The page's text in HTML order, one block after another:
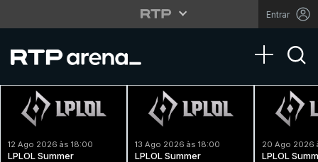
Entrar
Toggle
12 Ago 2026 às 18:00
LPLOL Summer
13 Ago 2026 às 18:00
LPLOL Summer
20 Ago 2026
LPLOL